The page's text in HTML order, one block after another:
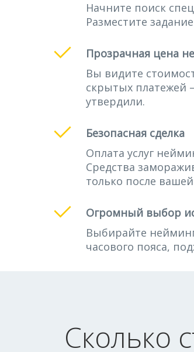
Начните поиск
Разместите
Прозрачная цена
Вы видите
скрытых платежей
утвердили.
Безопасная сделка
Оплата услуг
Средства
только после
Огромный выбор
Выбирайте
часового пояса,
Сколько